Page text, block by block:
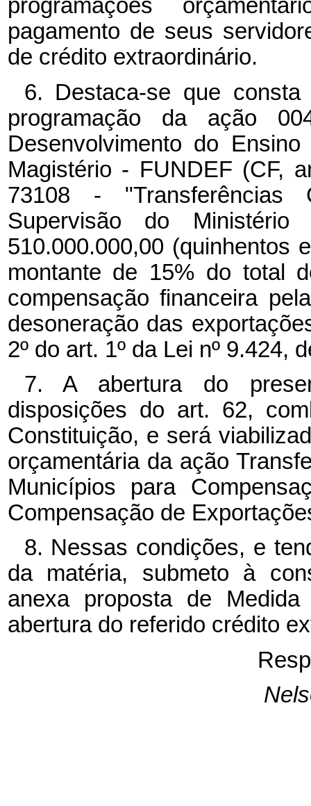
programações
pagamento de seus
de crédito extraordinário.
6. Destaca-se que
programação da ação
Desenvolvimento do
Magistério - FUNDEF (CF,
73108 - "Transferências
Supervisão do
510.000.000,00 (quinhentos
montante de 15% do total
compensação financeira
desoneração das
2º do art. 1º da Lei nº 9.424,
7. A abertura do
disposições do art. 62,
Constituição, e será
orçamentária da ação
Municípios para
Compensação de
8. Nessas condições, e
da matéria, submeto à
anexa proposta de
abertura do referido crédito